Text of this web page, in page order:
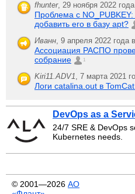
fhunter, 29 ноября 2022
Проблема с
добавить его в базу apt?
Иванн, 9 апреля 2022 года
Ассоциация РАСПО
собрание
1
Kiri11.ADV1, 7 марта 2021
Логи catalina.out в
DevOps as a
24/7 SRE & DevOps
Kubernetes needs.
© 2001—2026 АО